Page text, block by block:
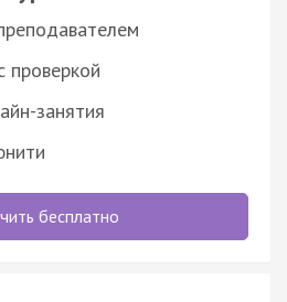
проверкой
занятия
бесплатно